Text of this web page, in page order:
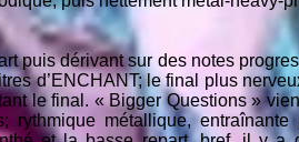
puis dérivant sur des notes
d’ENCHANT; le final plus
le final. « Bigger Questions »
métallique,